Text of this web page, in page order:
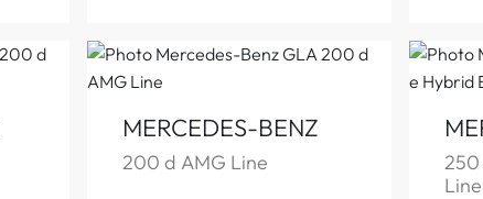
MERCEDES-BENZ
200 d AMG Line
250
Line